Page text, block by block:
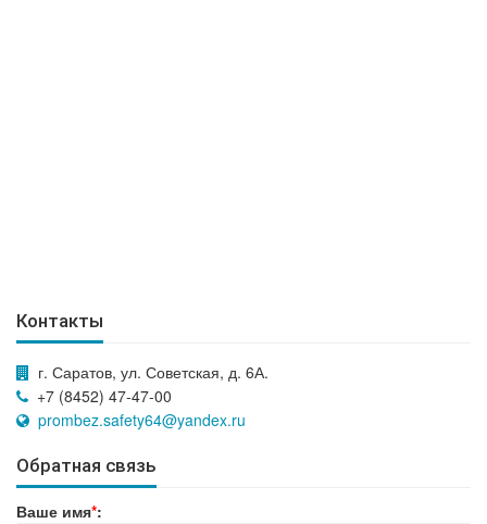
Контакты
г. Саратов, ул. Советская, д. 6А.
+7 (8452) 47-47-00
prombez.safety64@yandex.ru
Обратная связь
Ваше имя*: